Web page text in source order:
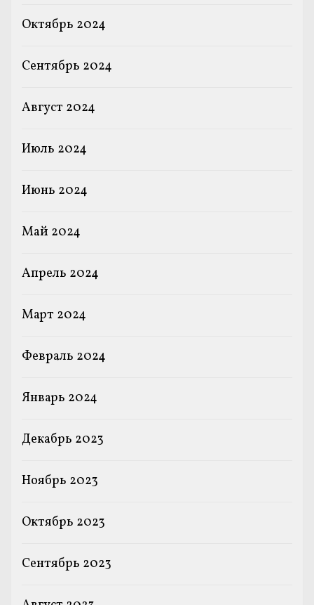
Октябрь 2024
Сентябрь 2024
Август 2024
Июль 2024
Июнь 2024
Май 2024
Апрель 2024
Март 2024
Февраль 2024
Январь 2024
Декабрь 2023
Ноябрь 2023
Октябрь 2023
Сентябрь 2023